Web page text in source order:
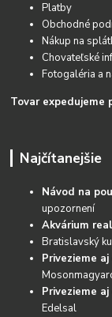
Platby
Obchodné
Nákup na
Chovateľské
Fotogaléria a
Tovar expedujeme
Najčítanejšie
Návod na
upozornení
Akvárium
Bratislavský
Privezieme
Privezieme
Edelsal